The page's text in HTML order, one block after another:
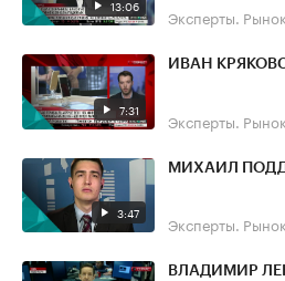
13:06 Эксперты.
7:31
ИВАН
Эксперты.
3:47
МИХАИЛ
Эксперты.
ВЛАДИМИР